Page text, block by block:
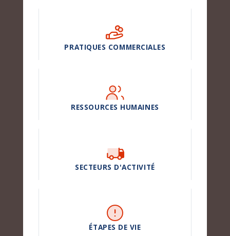
PRATIQUES COMMERCIALES
RESSOURCES HUMAINES
SECTEURS D'ACTIVITÉ
ÉTAPES DE VIE